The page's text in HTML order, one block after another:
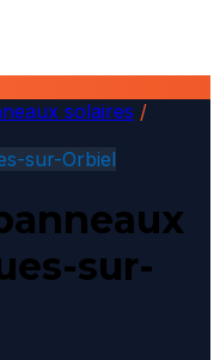
solaires /
sur-Orbiel
sur-